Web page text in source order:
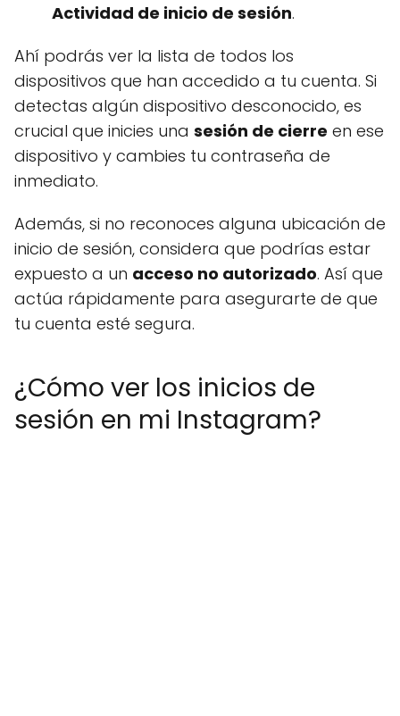
Actividad de inicio de sesión.
Ahí podrás ver la lista de todos los
dispositivos que han accedido a tu cuenta. Si
detectas algún dispositivo desconocido, es
crucial que inicies una sesión de cierre en ese
dispositivo y cambies tu contraseña de
inmediato.
Además, si no reconoces alguna ubicación de
inicio de sesión, considera que podrías estar
expuesto a un acceso no autorizado. Así que
actúa rápidamente para asegurarte de que
tu cuenta esté segura.
¿Cómo ver los inicios de
sesión en mi Instagram?